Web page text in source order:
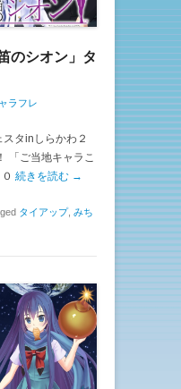
のシオン」タ
ラフレ
スタinしらかわ２
「ご当地キャラこ
続きを読む →
タイアップ, みち